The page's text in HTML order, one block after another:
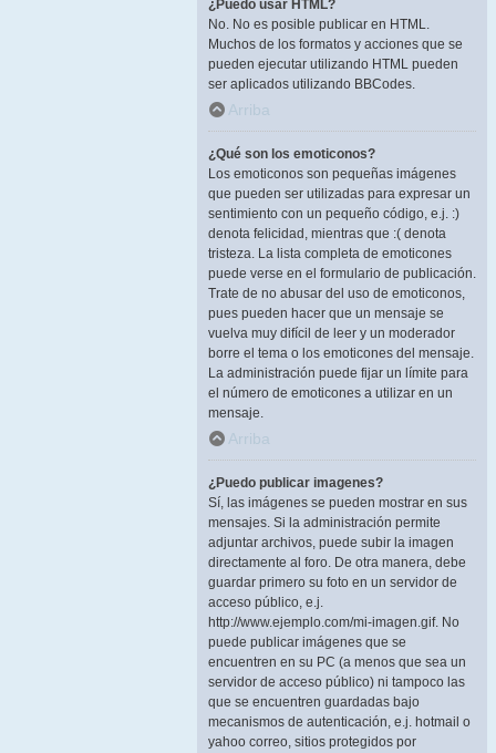
¿Puedo usar HTML?
No. No es posible publicar en HTML.
Muchos de los formatos y acciones que se
pueden ejecutar utilizando HTML pueden
ser aplicados utilizando BBCodes.
Arriba
¿Qué son los emoticonos?
Los emoticonos son pequeñas imágenes
que pueden ser utilizadas para expresar un
sentimiento con un pequeño código, e.j. :)
denota felicidad, mientras que :( denota
tristeza. La lista completa de emoticones
puede verse en el formulario de publicación.
Trate de no abusar del uso de emoticonos,
pues pueden hacer que un mensaje se
vuelva muy difícil de leer y un moderador
borre el tema o los emoticones del mensaje.
La administración puede fijar un límite para
el número de emoticones a utilizar en un
mensaje.
Arriba
¿Puedo publicar imagenes?
Sí, las imágenes se pueden mostrar en sus
mensajes. Si la administración permite
adjuntar archivos, puede subir la imagen
directamente al foro. De otra manera, debe
guardar primero su foto en un servidor de
acceso público, e.j.
http://www.ejemplo.com/mi-imagen.gif. No
puede publicar imágenes que se
encuentren en su PC (a menos que sea un
servidor de acceso público) ni tampoco las
que se encuentren guardadas bajo
mecanismos de autenticación, e.j. hotmail o
yahoo correo, sitios protegidos por